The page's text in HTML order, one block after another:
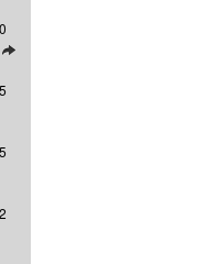
Letzten Beitrag anzeigen
Beitrag anzeigen
Beitrag anzeigen
Beitrag anzeigen